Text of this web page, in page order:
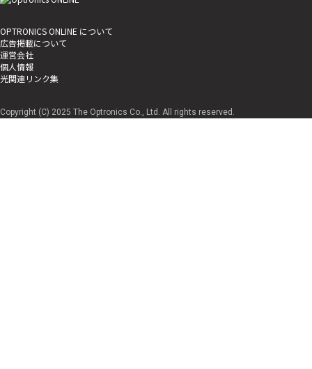
OPTRONICS ONLINE について
広告掲載について
運営会社
個人情報
光関連リンク集
Copyright (C) 2025 The Optronics Co., Ltd. All rights reserved.